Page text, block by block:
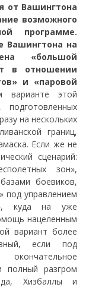
от Вашингтона
возможного
программе.
Вашингтона на
«большой
в отношении
и «паровой
варианте этой
подготовленных
на нескольких
границ,
Если же не
сценарий:
зон»,
боевиков,
под управлением
куда на уже
нацеленным
вариант более
если под
полный разгром
Хизбаллы и